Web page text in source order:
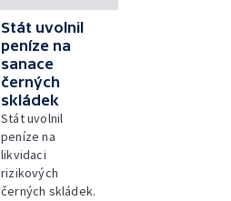
Stát uvolnil
peníze na
sanace
černých
skládek
Stát uvolnil
peníze na
likvidaci
rizikových
černých skládek.